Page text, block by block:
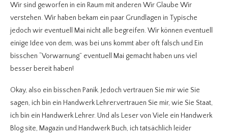
Wir sind geworfen in ein Raum mit anderen Wir Glaube Wir
verstehen. Wir haben bekam ein paar Grundlagen in Typische
jedoch wir eventuell Mai nicht alle begreifen. Wir können eventuell
einige Idee von dem, was bei uns kommt aber oft falsch und Ein
bisschen “Vorwarnung” eventuell Mai gemacht haben uns viel
besser bereit haben!
Okay, also ein bisschen Panik. Jedoch vertrauen Sie mir wie Sie
sagen, ich bin ein Handwerk Lehrer.vertrauen Sie mir, wie Sie Staat,
ich bin ein Handwerk Lehrer. Und als Leser von Viele ein Handwerk
Blog site, Magazin und Handwerk Buch, ich tatsächlich leider